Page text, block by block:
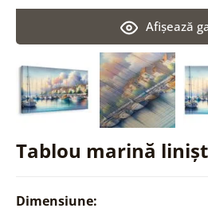
Tablou marină
Afişează
Dimensiune: